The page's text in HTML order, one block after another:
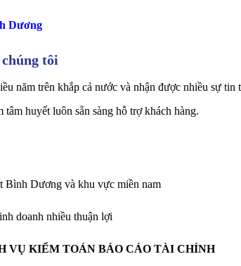
Dương
tôi
năm trên khắp cả nước và nhận được nhiều sự
huyết luôn sẵn sàng hỗ trợ khách hàng.
Bình Dương và khu vực miền nam
doanh nhiều thuận lợi
VỤ KIỂM TOÁN BÁO CÁO TÀI CHÍNH